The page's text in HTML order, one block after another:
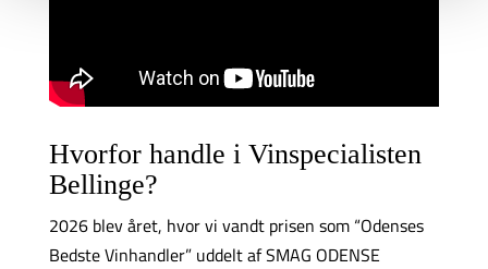
Hvorfor handle i Vinspecialisten
Bellinge?
2026 blev året, hvor vi vandt prisen som “Odenses
Bedste Vinhandler” uddelt af SMAG ODENSE